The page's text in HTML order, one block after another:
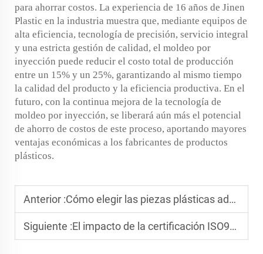
para ahorrar costos. La experiencia de 16 años de Jinen
Plastic en la industria muestra que, mediante equipos de
alta eficiencia, tecnología de precisión, servicio integral
y una estricta gestión de calidad, el moldeo por
inyección puede reducir el costo total de producción
entre un 15% y un 25%, garantizando al mismo tiempo
la calidad del producto y la eficiencia productiva. En el
futuro, con la continua mejora de la tecnología de
moldeo por inyección, se liberará aún más el potencial
de ahorro de costos de este proceso, aportando mayores
ventajas económicas a los fabricantes de productos
plásticos.
Anterior :Cómo elegir las piezas plásticas adecuadas para su proyecto
Siguiente :El impacto de la certificación ISO9001 en la fabricación de plásticos